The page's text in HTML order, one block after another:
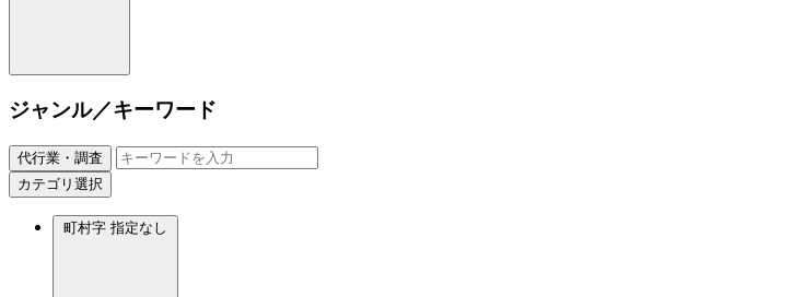
ジャンル／キーワード
代行業・調査
カテゴリ選択
町村字 指定なし